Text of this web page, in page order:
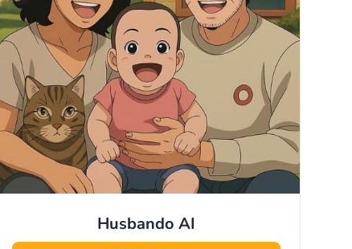
Husbando AI